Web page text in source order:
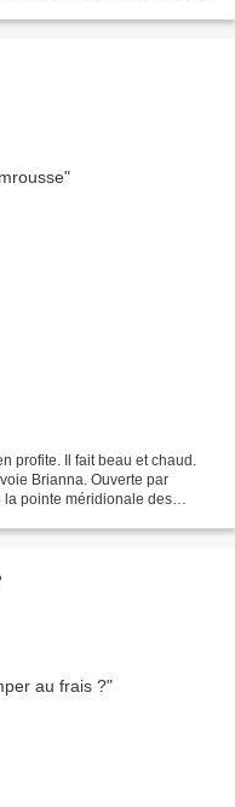
profite. Il fait beau et chaud.
Brianna. Ouverte par
la pointe méridionale des